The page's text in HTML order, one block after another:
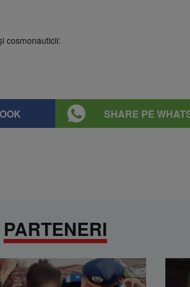
cosmonauticii:
SHARE PE
PARTENERI